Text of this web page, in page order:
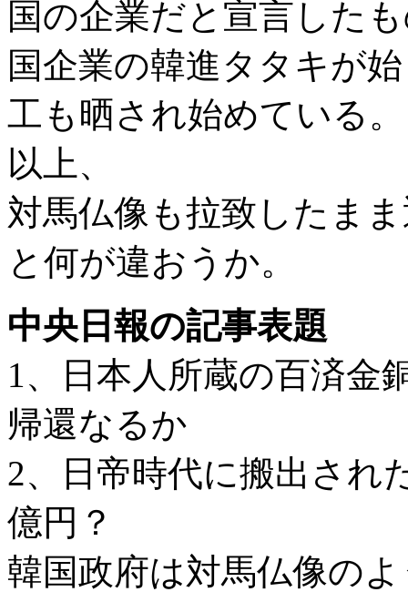
国の企業だと宣言した
国企業の韓進タタキが
工も晒され始めている。
以上、
対馬仏像も拉致したま
と何が違おうか。
中央日報の記事表題
1、日本人所蔵の百済金
帰還なるか
2、日帝時代に搬出され
億円？
韓国政府は対馬仏像の